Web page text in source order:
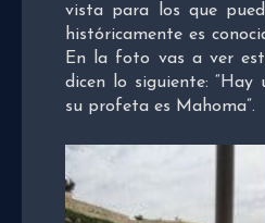
vista para los que
históricamente es
En la foto vas a ver
dicen lo siguiente:
su profeta es Mahoma”.